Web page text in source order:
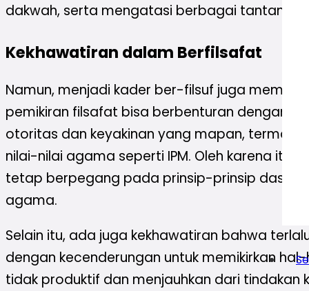
dakwah, serta mengatasi berbagai tantangan
Kekhawatiran dalam Berfilsafat
Namun, menjadi kader ber-filsuf juga
pemikiran filsafat bisa berbenturan dengan
otoritas dan keyakinan yang mapan,
nilai-nilai agama seperti IPM. Oleh karena
tetap berpegang pada prinsip-prinsip dasar
agama.
Selain itu, ada juga kekhawatiran bahwa
dengan kecenderungan untuk memikirkan
tidak produktif dan menjauhkan dari tindakan